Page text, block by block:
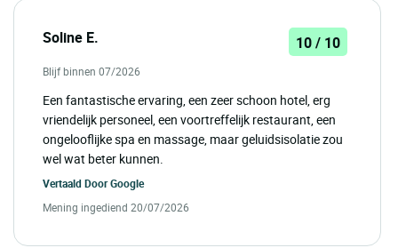
Soline E. 10 / 10
Blijf binnen 07/2026
Een fantastische ervaring, een zeer schoon hotel, erg
vriendelijk personeel, een voortreffelijk restaurant, een
ongelooflijke spa en massage, maar geluidsisolatie zou
wel wat beter kunnen.
Vertaald DoorGoogle
Mening ingediend 20/07/2026